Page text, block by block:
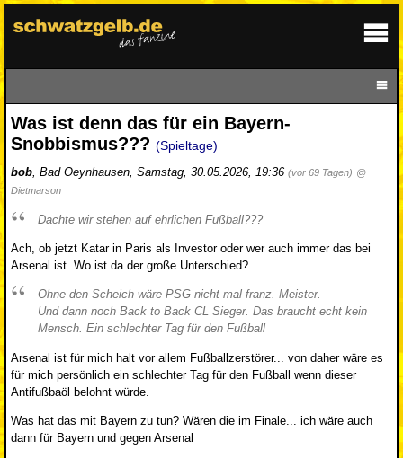
Was ist denn das für ein Bayern-
Snobbismus??? (Spieltage)
bob, Bad Oeynhausen, Samstag, 30.05.2026, 19:36 (vor 69 Tagen) @
Dietmarson
Dachte wir stehen auf ehrlichen Fußball???
Ach, ob jetzt Katar in Paris als Investor oder wer auch immer das bei
Arsenal ist. Wo ist da der große Unterschied?
Ohne den Scheich wäre PSG nicht mal franz. Meister.
Und dann noch Back to Back CL Sieger. Das braucht echt kein
Mensch. Ein schlechter Tag für den Fußball
Arsenal ist für mich halt vor allem Fußballzerstörer... von daher wäre es
für mich persönlich ein schlechter Tag für den Fußball wenn dieser
Antifußbaöl belohnt würde.
Was hat das mit Bayern zu tun? Wären die im Finale... ich wäre auch
dann für Bayern und gegen Arsenal